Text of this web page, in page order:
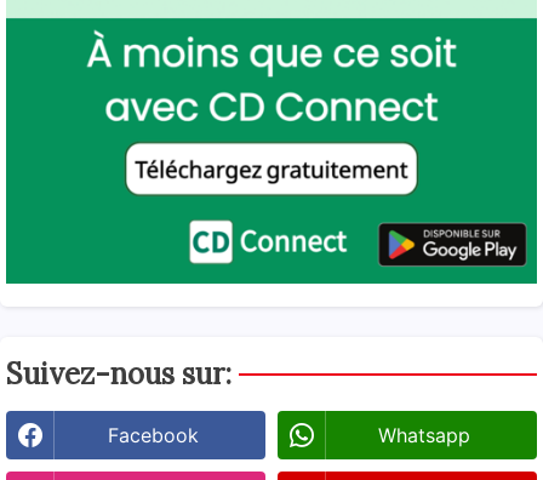
Suivez-nous sur:
Facebook Whatsapp